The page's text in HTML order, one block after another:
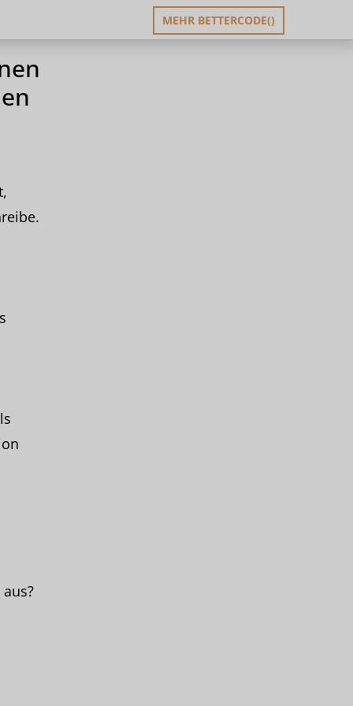
MEHR BETTERCODE()